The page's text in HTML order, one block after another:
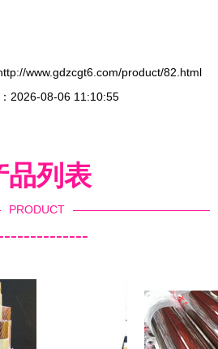
www.gdzcgt6.com/product/82.html
2026-08-06 11:10:55
品列表
PRODUCT